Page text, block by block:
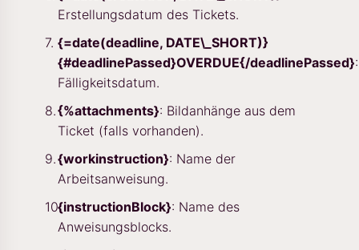
Erstellungsdatum des Tickets.
{=date(deadline, DATE\_SHORT)}
{#deadlinePassed}OVERDUE{/deadlinePassed}:
Fälligkeitsdatum.
{%attachments}: Bildanhänge aus dem
Ticket (falls vorhanden).
{workinstruction}: Name der
Arbeitsanweisung.
{instructionBlock}: Name des
Anweisungsblocks.